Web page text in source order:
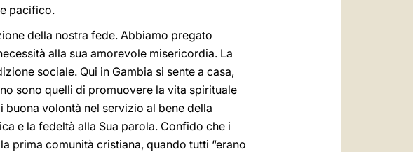
pacifico.
della nostra fede. Abbiamo pregato
alla sua amorevole misericordia. La
sociale. Qui in Gambia si sente a casa,
sono quelli di promuovere la vita spirituale
volontà nel servizio al bene della
e la fedeltà alla Sua parola. Confido che i
prima comunità cristiana, quando tutti “erano